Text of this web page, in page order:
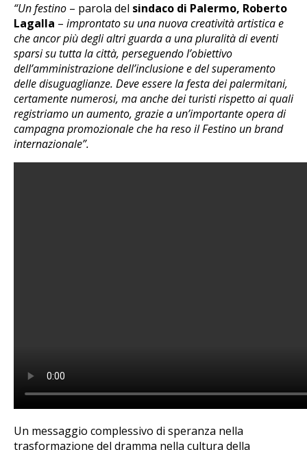
“Un festino – parola del sindaco di Palermo, Roberto
Lagalla – improntato su una nuova creatività artistica e
che ancor più degli altri guarda a una pluralità di eventi
sparsi su tutta la città, perseguendo l’obiettivo
dell’amministrazione dell’inclusione e del superamento
delle disuguaglianze. Deve essere la festa dei palermitani,
certamente numerosi, ma anche dei turisti rispetto ai quali
registriamo un aumento, grazie a un’importante opera di
campagna promozionale che ha reso il Festino un brand
internazionale”.
Un messaggio complessivo di speranza nella
trasformazione del dramma nella cultura della